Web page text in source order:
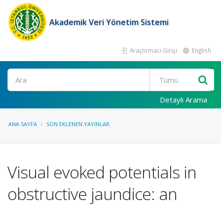
Akademik Veri Yönetim Sistemi
Araştırmacı Girişi English
Ara
Detaylı Arama
ANA SAYFA SON EKLENEN YAYINLAR
Visual evoked potentials in
obstructive jaundice: an